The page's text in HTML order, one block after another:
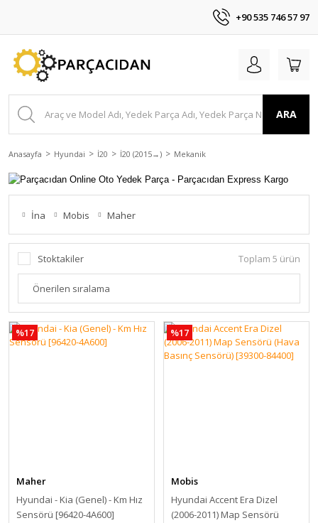
+90 535 746 57 97
ARA
Anasayfa Hyundai İ20 İ20 (2015 →) Mekanik
İna Mobis Maher
Stoktakiler Toplam 5 ürün
%17
Maher
Hyundai - Kia (Genel) - Km Hız
Sensörü [96420-4A600]
%17
Mobis
Hyundai Accent Era Dizel
(2006-2011) Map Sensörü